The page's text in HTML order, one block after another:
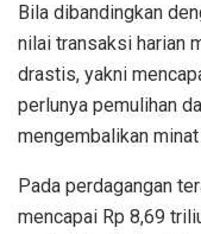
Bila dibandingkan
nilai transaksi harian
drastis, yakni
perlunya pemulihan
mengembalikan
Pada perdagangan
mencapai Rp 8,69